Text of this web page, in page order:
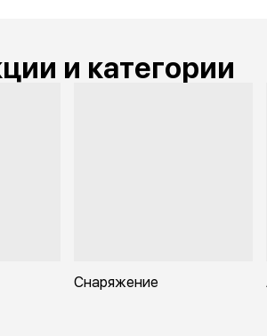
и категории
Снаряжение